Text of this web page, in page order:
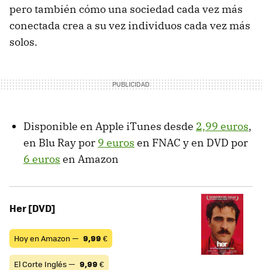
pero también cómo una sociedad cada vez más
conectada crea a su vez individuos cada vez más
solos.
Disponible en Apple iTunes desde 2,99 euros,
en Blu Ray por 9 euros en FNAC y en DVD por
6 euros en Amazon
Her [DVD]
Hoy en Amazon — 9,99 €
El Corte Inglés — 9,99 €